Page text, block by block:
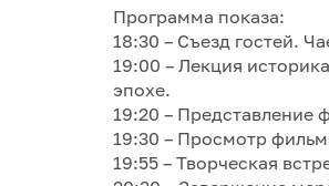
Программа показа:
18:30 – Съезд гостей.
19:00 – Лекция
эпохе.
19:20 – Представление
19:30 – Просмотр
19:55 – Творческая